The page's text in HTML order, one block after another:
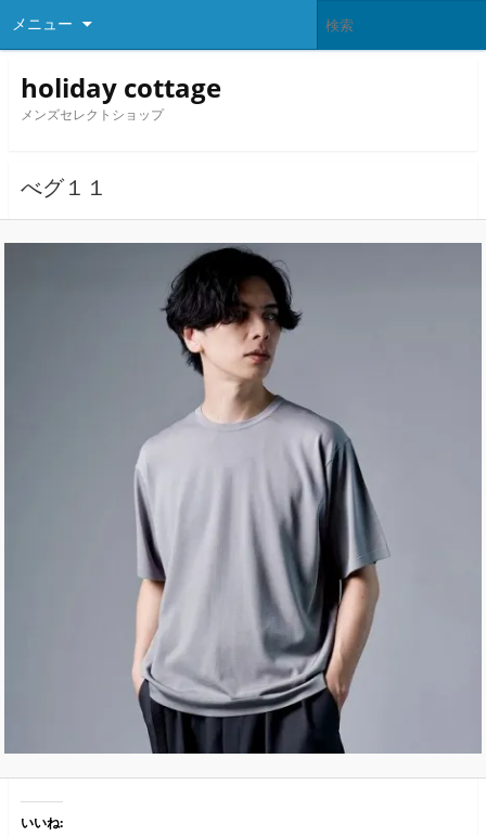
メニュー
holiday cottage
メンズセレクトショップ
べグ１１
いいね: